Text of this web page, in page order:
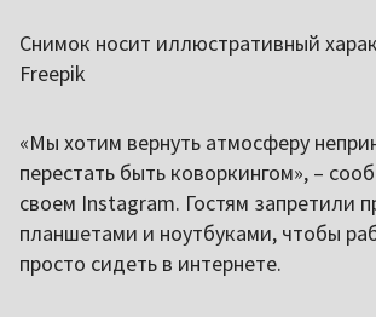
Снимок носит иллюстративный
Freepik
«Мы хотим вернуть атмосферу
перестать быть коворкингом», –
своем Instagram. Гостям запретили
планшетами и ноутбуками, чтобы
просто сидеть в интернете.